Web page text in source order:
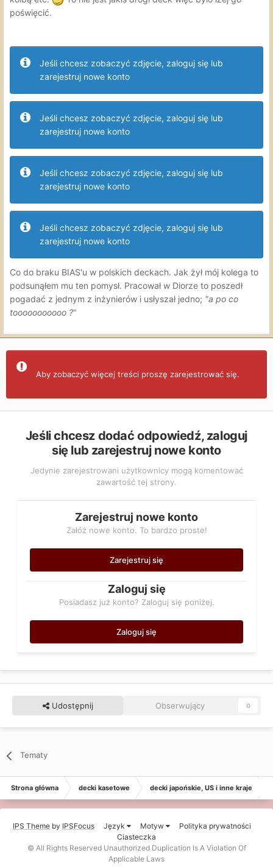
poświęcić.
Jeśli chcesz zobaczyć zdjęcie, zaloguj się lub
zarejestruj nowe konto
Jeśli chcesz zobaczyć zdjęcie, zaloguj się lub
zarejestruj nowe konto
Jeśli chcesz zobaczyć zdjęcie, zaloguj się lub
zarejestruj nowe konto
Jeśli chcesz zobaczyć zdjęcie, zaloguj się lub
zarejestruj nowe konto
Co do braku BIAS'u w polskich deckach. Jak żył mój kolega to
podsunąłem mu ten pomysł. Pracował w Diorze to poszedł
pogadać z jednym z inżynierów i usłyszał jedno; "a po co
tooooooooooo ?"
Aby zobaczyć więcej treści proszę zarejestrować się.
Jeśli chcesz dodać odpowiedź, zaloguj
się lub zarejestruj nowe konto
Jedynie zarejestrowani użytkownicy mogą komentować
zawartość tej strony.
Zarejestruj nowe konto
Załóż nowe konto. To bardzo proste!
Zarejestruj się
Zaloguj się
Posiadasz już konto? Zaloguj się poniżej.
Zaloguj się
Udostępnij Obserwujący 0
Tematy
Strona główna decki kasetowe decki japońskie, US i inne kraje
IPS Theme by IPSFocus Język Motyw
Polityka prywatności
Ciasteczka
© All Rights Reserved Unauthorized Duplication Is A Violation Of
Applicable Laws